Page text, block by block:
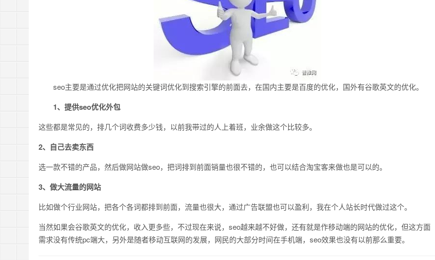
seo主要是通过优化把网站的关键词优化到搜索引擎的前面去，在国内主要是百度的优化，国外有谷歌英文的优化。
1、提供seo优化外包
这些都是常见的，排几个词收费多少钱，以前我带过的人上着班，业余做这个比较多。
2、自己去卖东西
选一款不错的产品，然后做网站做seo，把词排到前面销量也很不错的，也可以结合淘宝客来做也是可以的。
3、做大流量的网站
比如做个行业网站，把各个各词都排到前面，流量也很大，通过广告联盟也可以盈利，我在个人站长时代做过这个。
当然如果会谷歌英文的优化，收入更多些，不过现在来说，seo越来越不好做，还有就是作移动端的网站的优化，但这方面
需求没有传统pc端大，另外是随者移动互联网的发展，网民的大部分时间在手机端，seo效果也没有以前那么重要。